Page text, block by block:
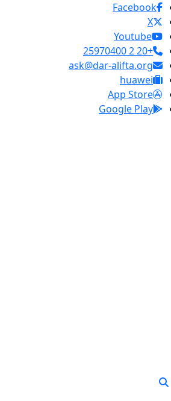
Facebook
X
Youtube
+20 2 25970400
ask@dar-alifta.org
huawei
App Store
Google Play